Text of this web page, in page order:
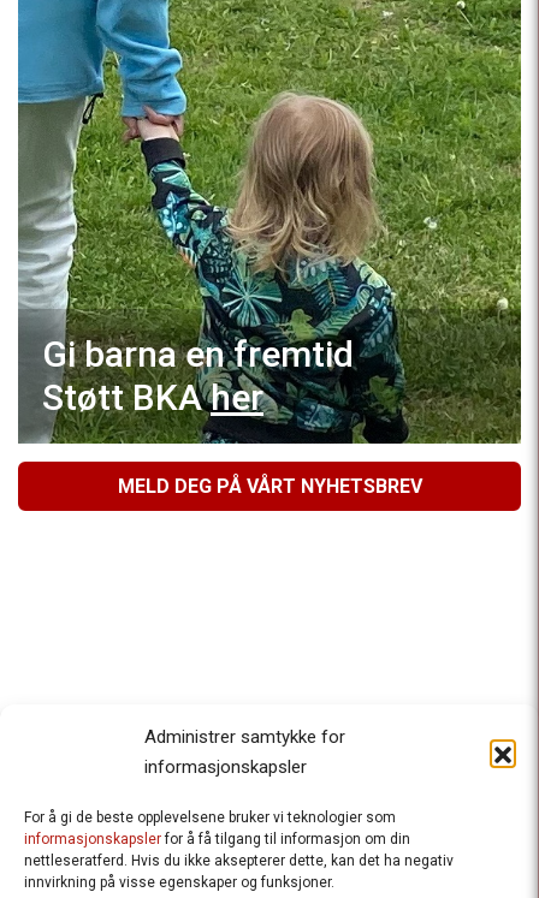
Administrer samtykke for
informasjonskapsler
For å gi de beste opplevelsene bruker vi teknologier som
informasjonskapslerfor å få tilgang til informasjon om din
nettleseratferd. Hvis du ikke aksepterer dette, kan det ha negativ
innvirkning på visse egenskaper og funksjoner.
Gi barna en fremtid
Støtt BKAher
MELD DEG PÅ VÅRT NYHETSBREV
Besteforeldrenes klimaaksjon
Ansvarlig redaktør
: Halfdan Wiik |